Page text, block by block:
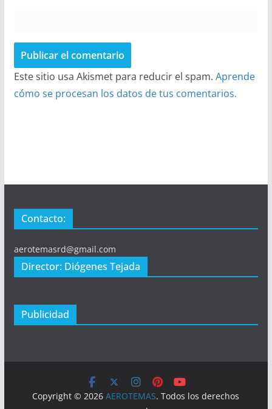
Este sitio usa Akismet para reducir el spam. Aprende
cómo se procesan los datos de tus comentarios.
Contacto:
aerotemasrd@gmail.com
Director: Diógenes Tejada
Publicidad
Copyright © 2026AEROTEMAS. Todos los derechos